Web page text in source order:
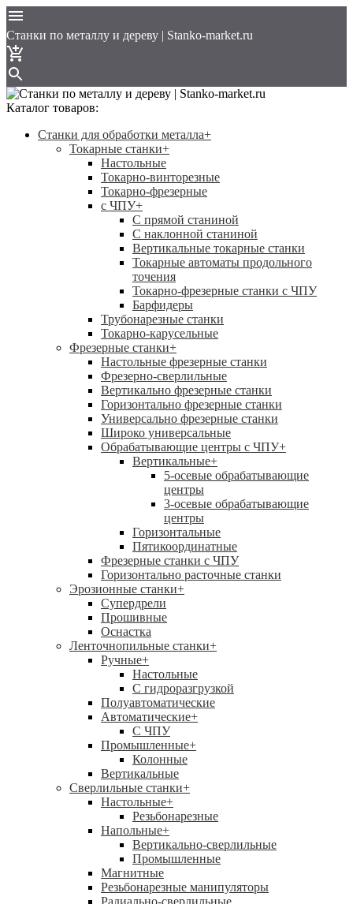
Cтанки по металлу и дереву | Stanko-market.ru
Каталог товаров:
Станки для обработки металла+
Токарные станки+
Настольные
Токарно-винторезные
Токарно-фрезерные
с ЧПУ+
С прямой станиной
C наклонной станиной
Вертикальные токарные станки
Токарные автоматы продольного
точения
Токарно-фрезерные станки с ЧПУ
Барфидеры
Трубонарезные станки
Токарно-карусельные
Фрезерные станки+
Настольные фрезерные станки
Фрезерно-сверлильные
Вертикально фрезерные станки
Горизонтально фрезерные станки
Универсально фрезерные станки
Широко универсальные
Обрабатывающие центры с ЧПУ+
Вертикальные+
5-осевые обрабатывающие
центры
3-осевые обрабатывающие
центры
Горизонтальные
Пятикоординатные
Фрезерные станки с ЧПУ
Горизонтально расточные станки
Эрозионные станки+
Супердрели
Прошивные
Оснастка
Ленточнопильные станки+
Ручные+
Настольные
С гидроразгрузкой
Полуавтоматические
Автоматические+
С ЧПУ
Промышленные+
Колонные
Вертикальные
Сверлильные станки+
Настольные+
Резьбонарезные
Напольные+
Вертикально-сверлильные
Промышленные
Магнитные
Резьбонарезные манипуляторы
Радиально-сверлильные